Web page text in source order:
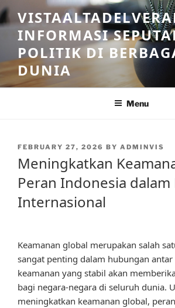
Skip
to
contentINFORMASI
POLITIK DI
DUNIA
Menu
POSTED
FEBRUARY 27, 2026 BY ADMINVIS
Meningkatkan
Peran Indonesia
Internasional
Keamanan global merupakan salah
sangat penting dalam hubungan antar
keamanan yang stabil akan
bagi negara-negara di seluruh dunia.
meningkatkan keamanan global,